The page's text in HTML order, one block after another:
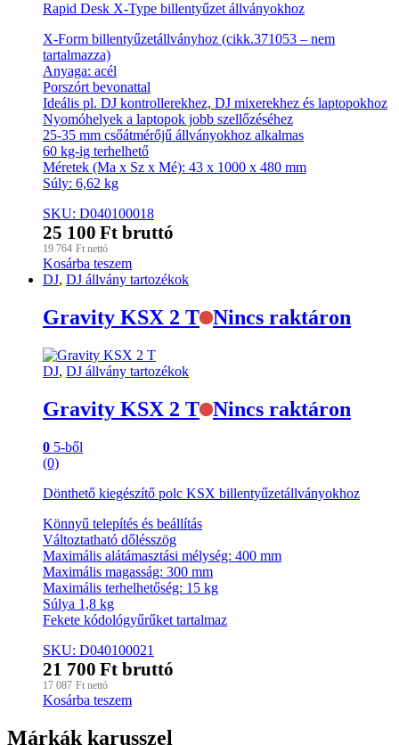
Rapid Desk X-Type billentyűzet állványokhoz
X-Form billentyűzetállványhoz (cikk.371053 – nem
tartalmazza)
Anyaga: acél
Porszórt bevonattal
Ideális pl. DJ kontrollerekhez, DJ mixerekhez és laptopokhoz
Nyomóhelyek a laptopok jobb szellőzéséhez
25-35 mm csőátmérőjű állványokhoz alkalmas
60 kg-ig terhelhető
Méretek (Ma x Sz x Mé): 43 x 1000 x 480 mm
Súly: 6,62 kg
SKU: D040100018
25 100 Ft bruttó
19 764 Ft nettó
Kosárba teszem
DJ, DJ állvány tartozékok
Gravity KSX 2 T Nincs raktáron
DJ, DJ állvány tartozékok
Gravity KSX 2 T Nincs raktáron
0 5-ből
(0)
Dönthető kiegészítő polc KSX billentyűzetállványokhoz
Könnyű telepítés és beállítás
Változtatható dőlésszög
Maximális alátámasztási mélység: 400 mm
Maximális magasság: 300 mm
Maximális terhelhetőség: 15 kg
Súlya 1,8 kg
Fekete kódológyűrűket tartalmaz
SKU: D040100021
21 700 Ft bruttó
17 087 Ft nettó
Kosárba teszem
Márkák karusszel